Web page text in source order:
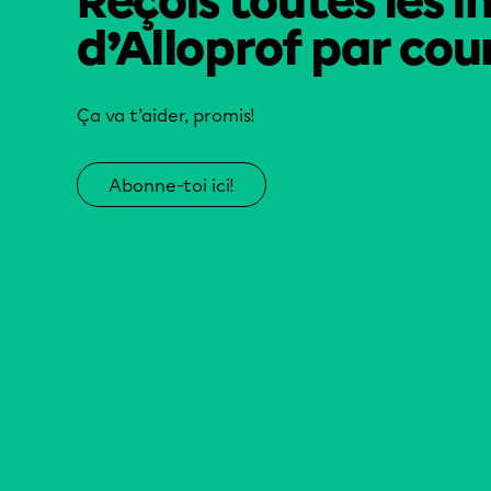
d’Alloprof par
Ça va t’aider, promis!
Abonne-toi ici!